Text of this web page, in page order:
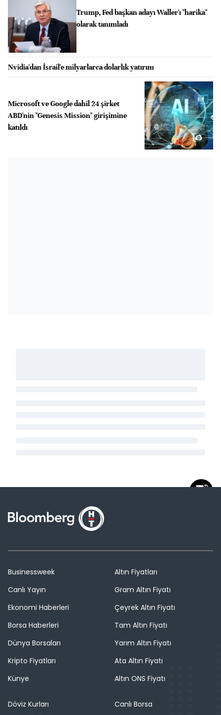
Trump, Fed başkan adayı Waller'ı "harika"
olarak tanımladı
Nvidia'dan İsrail'e milyarlarca dolarlık yatırım
Microsoft ve Google dahil 24 şirket
ABD'nin "Genesis Mission" girişimine
katıldı
Businessweek
Canlı Yayın
Ekonomi Haberleri
Borsa Haberleri
Dünya Borsaları
Kripto Fiyatları
Künye
Altın Fiyatları
Gram Altın Fiyatı
Çeyrek Altın Fiyatı
Tam Altın Fiyatı
Yarım Altın Fiyatı
Ata Altın Fiyatı
Altın ONS Fiyatı
Döviz Kurları
Canlı Borsa